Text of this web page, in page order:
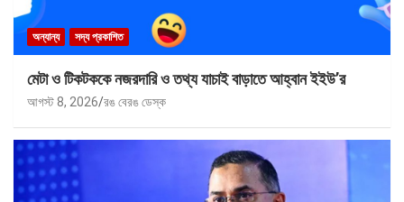
অন্যান্য সদ্য প্রকাশিত
মেটা ও টিকটককে নজরদারি ও তথ্য যাচাই বাড়াতে আহ্বান ইইউ’র
আগস্ট 8, 2026 রঙ বেরঙ ডেস্ক